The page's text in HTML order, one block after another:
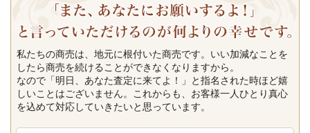
私たちの商売は、地元に根付いた商売です。いい加減なことを
したら商売を続けることができなくなりますから。
なので「明日、あなた査定に来てよ！」と指名された時ほど嬉
しいことはございません。これからも、お客様一人ひとり真心
を込めて対応していきたいと思っています。